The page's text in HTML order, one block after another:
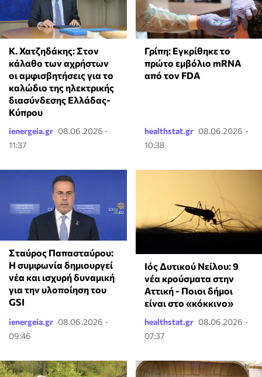
Κ. Χατζηδάκης: Στον
κάλαθο των αχρήστων
οι αμφισβητήσεις για το
καλώδιο της ηλεκτρικής
διασύνδεσης Ελλάδας-
Κύπρου
ienergeia.gr 08.06.2026 -
11:37
Γρίπη: Εγκρίθηκε το
πρώτο εμβόλιο mRNA
από τον FDA
healthstat.gr 08.06.2026 -
10:38
Σταύρος Παπασταύρου:
Η συμφωνία δημιουργεί
νέα και ισχυρή δυναμική
για την υλοποίηση του
GSI
ienergeia.gr 08.06.2026 -
09:46
Ιός Δυτικού Νείλου: 9
νέα κρούσματα στην
Αττική - Ποιοι δήμοι
είναι στο «κόκκινο»
healthstat.gr 08.06.2026 -
07:37